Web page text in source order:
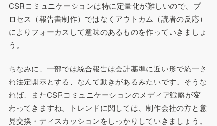
CSRコミュニケーションは特に定量化が難しいので、プ
ロセス（報告書制作）ではなくアウトカム（読者の反応）
によりフォーカスして意味のあるものを作っていきましょ
う。
ちなみに、一部では統合報告は会計基準に近い形で統一さ
れ法定開示とする、なんて動きがあるみたいです。そうな
れば、またCSRコミュニケーションのメディア戦略が変
わってきますね。トレンドに関しては、制作会社の方と意
見交換・ディスカッションをしっかりしていきましょう。